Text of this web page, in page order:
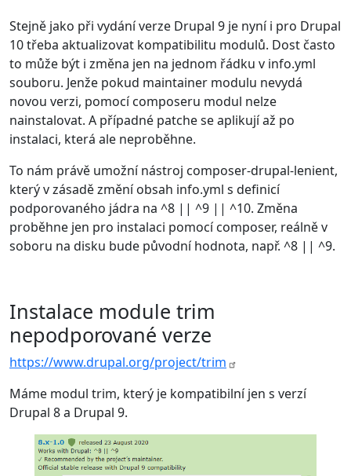
Stejně jako při vydání verze Drupal 9 je nyní i pro Drupal
10 třeba aktualizovat kompatibilitu modulů. Dost často
to může být i změna jen na jednom řádku v info.yml
souboru. Jenže pokud maintainer modulu nevydá
novou verzi, pomocí composeru modul nelze
nainstalovat. A případné patche se aplikují až po
instalaci, která ale neproběhne.
To nám právě umožní nástroj composer-drupal-lenient,
který v zásadě změní obsah info.yml s definicí
podporovaného jádra na ^8 || ^9 || ^10. Změna
proběhne jen pro instalaci pomocí composer, reálně v
soboru na disku bude původní hodnota, např. ^8 || ^9.
Instalace module trim
nepodporované verze
https://www.drupal.org/project/trim
Máme modul trim, který je kompatibilní jen s verzí
Drupal 8 a Drupal 9.